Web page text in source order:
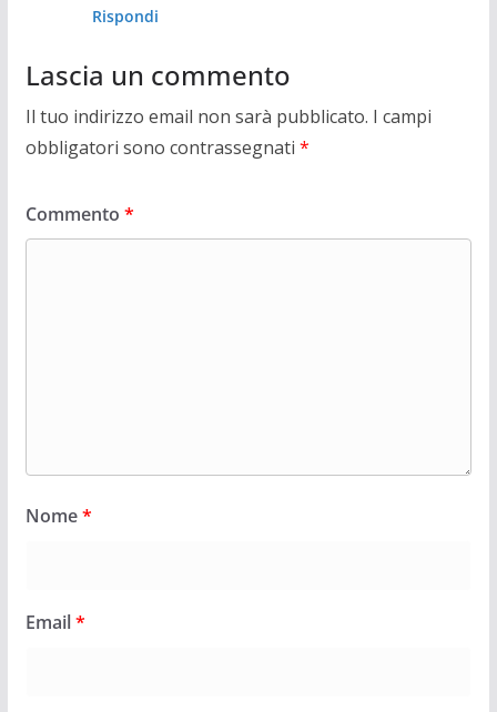
Rispondi
Lascia un commento
Il tuo indirizzo email non sarà pubblicato. I campi
obbligatori sono contrassegnati *
Commento *
Nome*
Email*